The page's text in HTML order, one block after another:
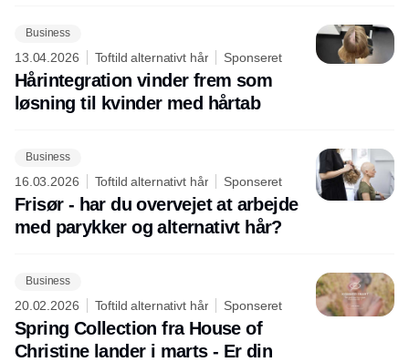
Business
13.04.2026 Toftild alternativt hår Sponseret
Hårintegration vinder frem som
løsning til kvinder med hårtab
Business
16.03.2026 Toftild alternativt hår Sponseret
Frisør - har du overvejet at arbejde
med parykker og alternativt hår?
Business
20.02.2026 Toftild alternativt hår Sponseret
Spring Collection fra House of
Christine lander i marts - Er din